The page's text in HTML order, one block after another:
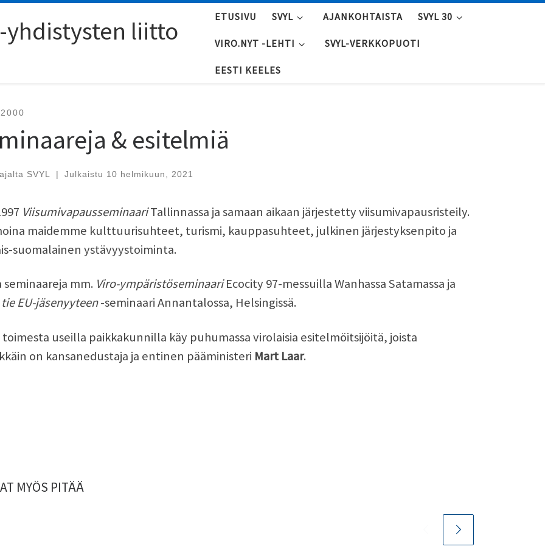
yhdistysten liitto ETUSIVU SVYL AJANKOHTAISTA SVYL 30
VIRO.NYT -LEHTI SVYL-VERKKOPUOTI
EESTI KEELES
& esitelmiä
SVYL | Julkaistu 10 helmikuun, 2021
ViisumivapausseminaariTallinnassa ja samaan aikaan järjestetty viisumivapausristeily.
maidemme kulttuurisuhteet, turismi, kauppasuhteet, julkinen järjestyksenpito ja
suomalainen ystävyystoiminta.
seminaareja mm. Viro-ympäristöseminaariEcocity 97-messuilla Wanhassa Satamassa ja
tie EU-jäsenyyteen-seminaari Annantalossa, Helsingissä.
toimesta useilla paikkakunnilla käy puhumassa virolaisia esitelmöitsijöitä, joista
on kansanedustaja ja entinen pääministeri Mart Laar.
MYÖS PITÄÄ